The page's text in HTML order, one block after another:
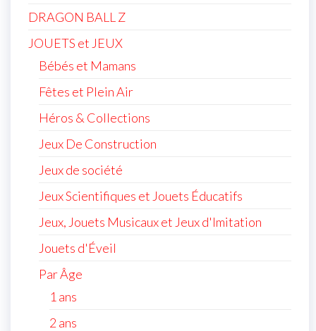
DRAGON BALL Z
JOUETS et JEUX
Bébés et Mamans
Fêtes et Plein Air
Héros & Collections
Jeux De Construction
Jeux de société
Jeux Scientifiques et Jouets Éducatifs
Jeux, Jouets Musicaux et Jeux d'Imitation
Jouets d'Éveil
Par Âge
1 ans
2 ans